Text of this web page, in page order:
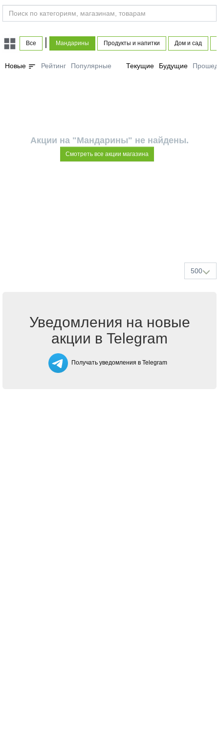
Все Мандарины Продукты и напитки Дом и сад
Новые sort Рейтинг Популярные Текущие Будущие
Акции на "Мандарины" не найдены.
Смотреть все акции магазина
500
Уведомления на новые
акции в Telegram
Получать уведомления в Telegram